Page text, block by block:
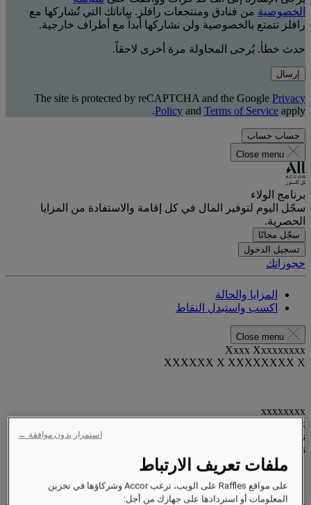
الخصوصية من فنادق ومنتجعات رافلز. بياناتك التي تُشاركها مع
رافلز تتمتع بالخصوصية ولن نشاركها أبداً مع أطراف خارجية.
حدث خطأ. يُرجى المحاولة مرة أخرى لاحقاً.
إرسال
The site is protected by reCAPTCHA and the Google Privacy
Policy and Terms of Service apply.
حساب حساب
Close menu
برنامج الولاء
سجّل اليوم لتوفير المال في كل إقامة والاستفادة من المزايا
الحصرية.
سجّل مجانًا
تسجيل الدخول
حجوزاتك
المزايا والحالة
اكسب واستبدل النقاط
Close menu
Xxxx Xxxxxxxxx
XXXXXX X XXXXXXXX X
xxxxxxxx
xx/xx/xxxx
نقاط المكافآت
pts
حساب الولاء الخاص بك
حجوزاتك
ملفات تعريف الارتباط
على مواقع Raffles على الويب، ترغب Accor وشركاؤها في تخزين
المعلومات أو استردادها على جهازك من أجل:
استمرار بدون موافقة ←